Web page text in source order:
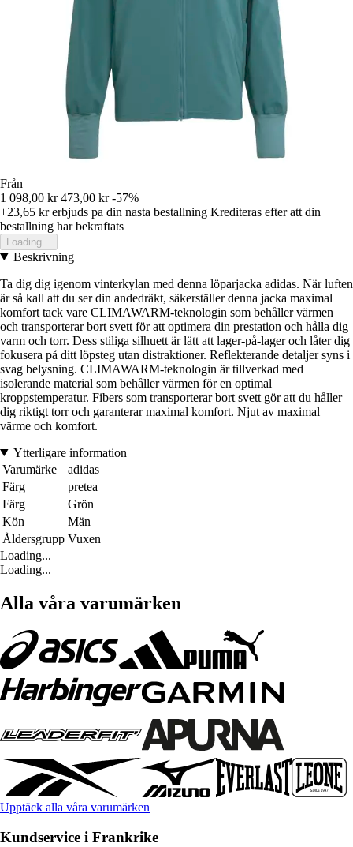
Från
1 098,00 kr 473,00 kr -57%
+23,65 krerbjuds pa din nasta bestallning Krediteras efter att din
bestallning har bekraftats
Loading...
Beskrivning
Ta dig dig igenom vinterkylan med denna löparjacka adidas. När luften
är så kall att du ser din andedräkt, säkerställer denna jacka maximal
komfort tack vare CLIMAWARM-teknologin som behåller värmen
och transporterar bort svett för att optimera din prestation och hålla dig
varm och torr. Dess stiliga silhuett är lätt att lager-på-lager och låter dig
fokusera på ditt löpsteg utan distraktioner. Reflekterande detaljer syns i
svag belysning. CLIMAWARM-teknologin är tillverkad med
isolerande material som behåller värmen för en optimal
kroppstemperatur. Fibers som transporterar bort svett gör att du håller
dig riktigt torr och garanterar maximal komfort. Njut av maximal
värme och komfort.
Ytterligare information
Varumärke
adidas
Färg
pretea
Färg
Grön
Kön
Män
Åldersgrupp Vuxen
Loading...
Loading...
Alla våra varumärken
Upptäck alla våra varumärken
Kundservice i Frankrike